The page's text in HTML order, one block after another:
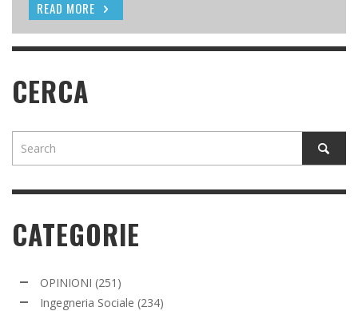
READ MORE
READ MORE
READ MORE
CERCA
CATEGORIE
OPINIONI (251)
Ingegneria Sociale (234)